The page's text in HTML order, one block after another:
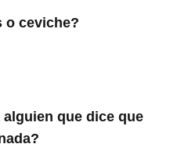
o ceviche?
que dice que